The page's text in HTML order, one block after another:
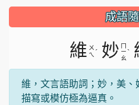
成語
維 ㄨ
ㄟ ˊ 妙 ㄇ
ㄧ
ㄠ
ˋ
維，文言語助詞；妙，美
描寫或模仿極為逼真。